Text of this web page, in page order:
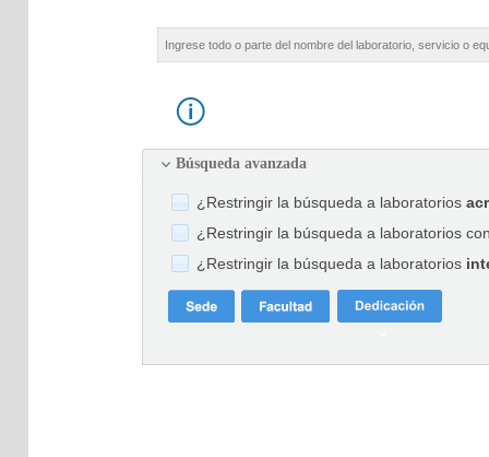
Búsqueda avanzada
¿Restringir la búsqueda a laboratorios
¿Restringir la búsqueda a laboratorios
¿Restringir la búsqueda a laboratorios